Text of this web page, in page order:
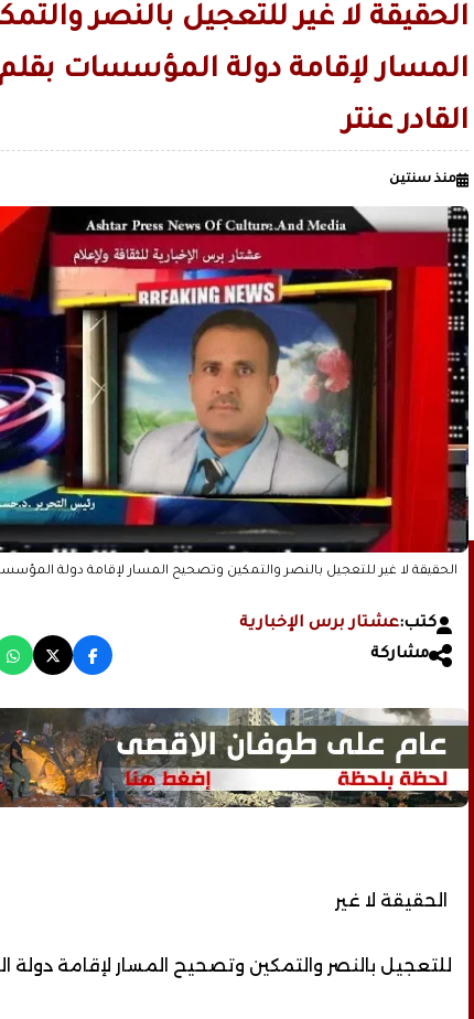
الحقيقة لا غير للتعجيل بالنصر
المسار لإقامة دولة المؤسسات
القادر عنتر
منذ سنتين
الحقيقة لا غير للتعجيل بالنصر والتمكين وتصحيح المسار لإقامة دولة المؤسسات بقلم / حميد عبد القادر عنتر
كتب:عشتار برس الإخبارية
مشاركة
الحقيقة لا غير
للتعجيل بالنصر والتمكين وتصحيح المسار لإقامة